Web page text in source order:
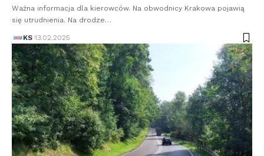
Ważna informacja dla kierowców. Na obwodnicy Krakowa pojawią
się utrudnienia. Na drodze…
KS 13.02.2025